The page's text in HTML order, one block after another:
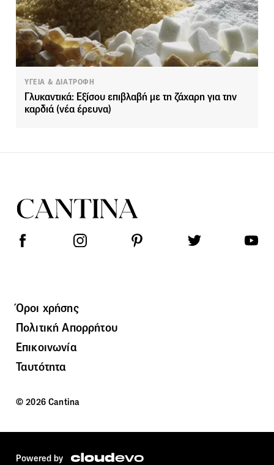
ΥΓΕΙΑ & ΔΙΑΤΡΟΦΗ
Γλυκαντικά: Εξίσου επιβλαβή με τη ζάχαρη για την
καρδιά (νέα έρευνα)
Όροι χρήσης
Πολιτική Απορρήτου
Επικοινωνία
Ταυτότητα
© 2026 Cantina
Powered by